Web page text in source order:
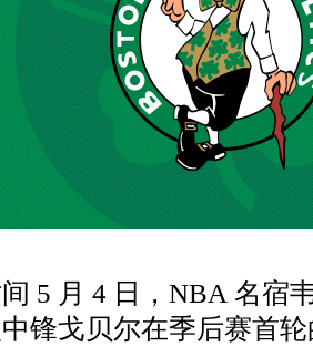
月 4 日，NBA 名宿
锋戈贝尔在季后赛首